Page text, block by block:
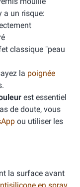
a un risque:
classique "peau
la poignée
est essentiel
de doute, vous
ou utiliser les
la surface avant